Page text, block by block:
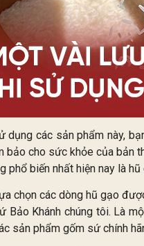
các sản phẩm này,
cho sức khỏe của bản
phổ biến nhất hiện nay là
chọn các dòng hũ gạo
Bảo Khánh chúng tôi. Là
sản phẩm gốm sứ chính